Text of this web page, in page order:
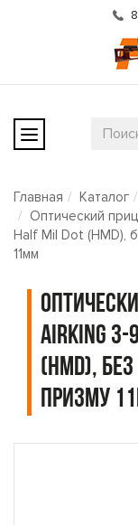
Главная Каталог
Оптический
Half Mil Dot (НМD),
11мм
AIRKING
(НМD),
призму